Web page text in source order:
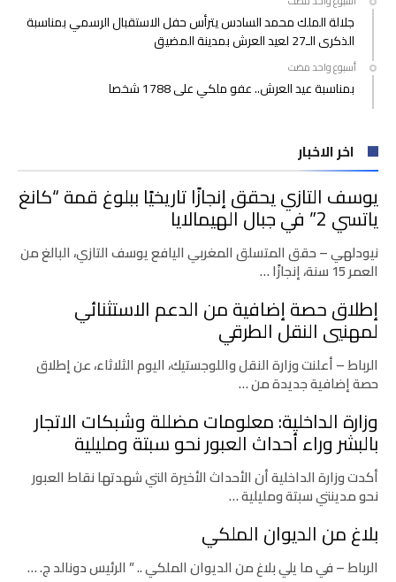
جلالة الملك محمد السادس يترأس حفل الاستقبال الرسمي بمناسبة
الذكرى الـ27 لعيد العرش بمدينة المضيق
‫‫‫‏‫أسبوع واحد مضت‬
بمناسبة عيد العرش.. عفو ملكي على 1788 شخصا
اخر الاخبار
يوسف التازي يحقق إنجازًا تاريخيًا ببلوغ قمة “كانغ
ياتسي 2” في جبال الهيمالايا
نيودلهي – حقق المتسلق المغربي اليافع يوسف التازي، البالغ من
العمر 15 سنة، إنجازًا …
إطلاق حصة إضافية من الدعم الاستثنائي
لمهنيي النقل الطرقي
الرباط – أعلنت وزارة النقل واللوجستيك، اليوم الثلاثاء، عن إطلاق
حصة إضافية جديدة من …
وزارة الداخلية: معلومات مضللة وشبكات الاتجار
بالبشر وراء أحداث العبور نحو سبتة ومليلية
أكدت وزارة الداخلية أن الأحداث الأخيرة التي شهدتها نقاط العبور
نحو مدينتي سبتة ومليلية …
بلاغ من الديوان الملكي
الرباط – في ما يلي بلاغ من الديوان الملكي .. ” الرئيس دونالد ج. …